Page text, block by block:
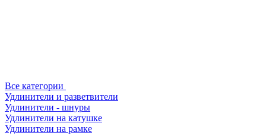
Все категории
Удлинители и разветвители
Удлинители - шнуры
Удлинители на катушке
Удлинители на рамке